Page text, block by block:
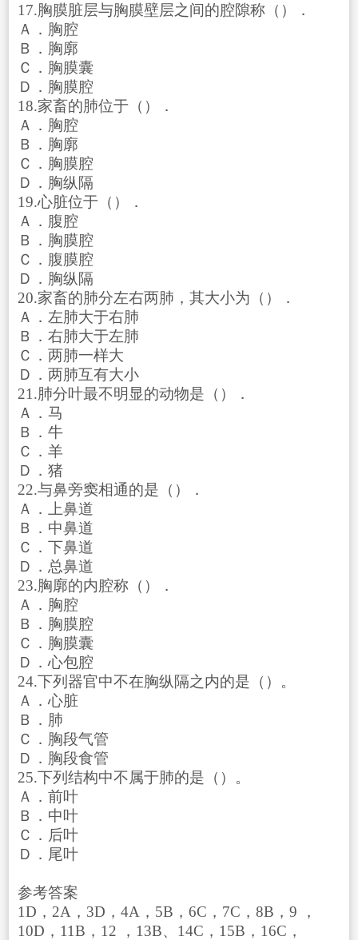
17.胸膜脏层与胸膜壁层之间的腔隙称（）．
Ａ．胸腔
Ｂ．胸廓
Ｃ．胸膜囊
Ｄ．胸膜腔
18.家畜的肺位于（）．
Ａ．胸腔
Ｂ．胸廓
Ｃ．胸膜腔
Ｄ．胸纵隔
19.心脏位于（）．
Ａ．腹腔
Ｂ．胸膜腔
Ｃ．腹膜腔
Ｄ．胸纵隔
20.家畜的肺分左右两肺，其大小为（）．
Ａ．左肺大于右肺
Ｂ．右肺大于左肺
Ｃ．两肺一样大
Ｄ．两肺互有大小
21.肺分叶最不明显的动物是（）．
Ａ．马
Ｂ．牛
Ｃ．羊
Ｄ．猪
22.与鼻旁窦相通的是（）．
Ａ．上鼻道
Ｂ．中鼻道
Ｃ．下鼻道
Ｄ．总鼻道
23.胸廓的内腔称（）．
Ａ．胸腔
Ｂ．胸膜腔
Ｃ．胸膜囊
Ｄ．心包腔
24.下列器官中不在胸纵隔之内的是（）。
Ａ．心脏
Ｂ．肺
Ｃ．胸段气管
Ｄ．胸段食管
25.下列结构中不属于肺的是（）。
Ａ．前叶
Ｂ．中叶
Ｃ．后叶
Ｄ．尾叶
参考答案
1D，2A，3D，4A，5B，6C，7C，8B，9 ，
10D，11B，12 ，13B、14C，15B，16C，